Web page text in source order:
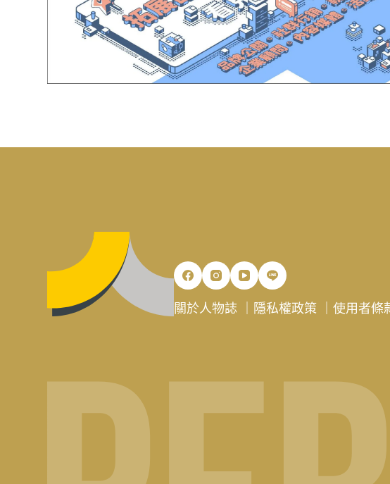
關於人物誌 隱私權政策 ｜使用者條